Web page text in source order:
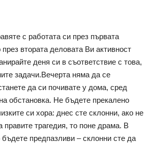
с работата си през първата
втората деловата Ви активност
деня си в съответствие с това,
задачи.Вечерта няма да се
да си почивате у дома, сред
обстановка. Не бъдете прекалено
си хора: днес сте склонни, ако не
правите трагедия, то поне драма. В
предпазливи – склонни сте да